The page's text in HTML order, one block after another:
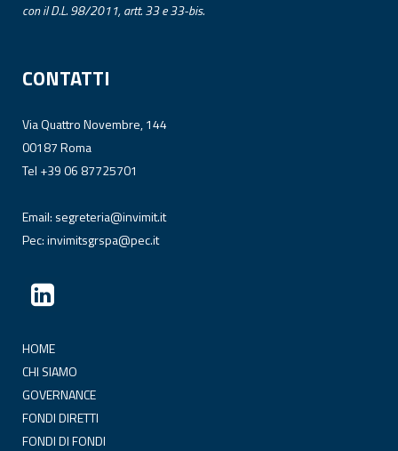
con il D.L. 98/2011, artt. 33 e 33-bis.
CONTATTI
Via Quattro Novembre, 144
00187 Roma
Tel +39 06 87725701
Email: segreteria@invimit.it
Pec:invimitsgrspa@pec.it
HOME
CHI SIAMO
GOVERNANCE
FONDI DIRETTI
FONDI DI FONDI